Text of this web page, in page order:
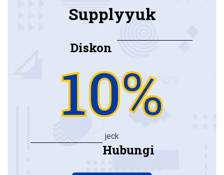
Supplyyuk
Diskon
10%
jeck
Hubungi